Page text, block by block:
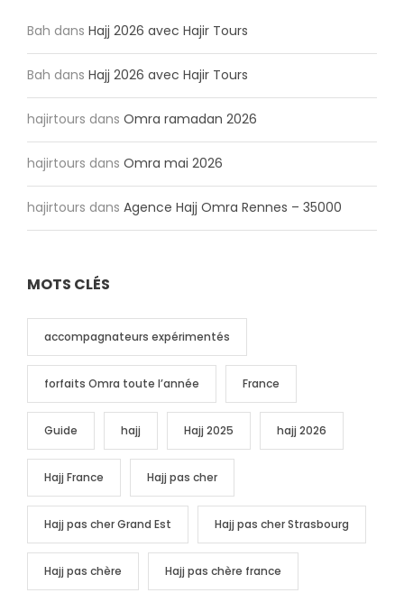
Bah dans Hajj 2026 avec Hajir Tours
Bah dans Hajj 2026 avec Hajir Tours
hajirtours dans Omra ramadan 2026
hajirtours dans Omra mai 2026
hajirtours dans Agence Hajj Omra Rennes – 35000
MOTS CLÉS
accompagnateurs expérimentés
forfaits Omra toute l’année France
Guide hajj Hajj 2025 hajj 2026
Hajj France Hajj pas cher
Hajj pas cher Grand Est Hajj pas cher Strasbourg
Hajj pas chère Hajj pas chère france